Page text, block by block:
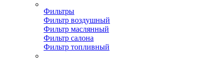
Фильтры
Фильтр воздушный
Фильтр маслянный
Фильтр салона
Фильтр топливный